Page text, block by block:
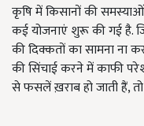
कृषि में किसानों की समस्याओं
कई योजनाएं शुरू की गई है.
की दिक्कतों का सामना ना
की सिंचाई करने में काफी
से फसलें ख़राब हो जाती हैं,